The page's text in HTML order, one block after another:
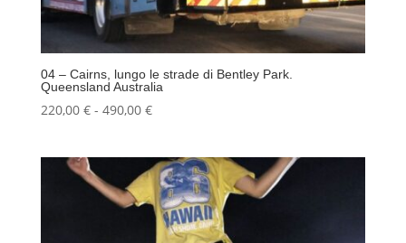
04 – Cairns, lungo le strade di Bentley Park.
Queensland Australia
220,00 € - 490,00 €Fascia
da
220,00 €
a
490,00 €